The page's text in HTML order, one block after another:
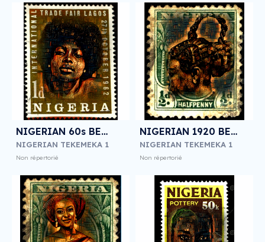
NIGERIAN 60s BEAUTY
NIGERIAN TEKEMEKA 1
Non répertorié
NIGERIAN 1920 BEAUTY
NIGERIAN TEKEMEKA 1
Non répertorié